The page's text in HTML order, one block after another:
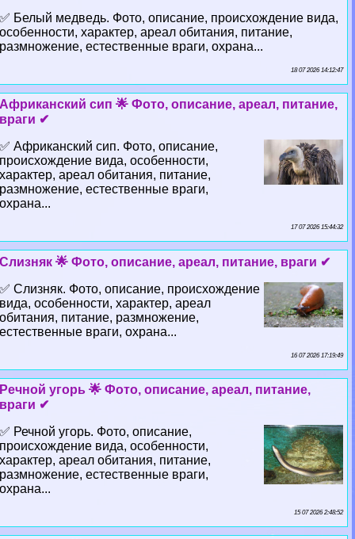
✅ Белый медведь. Фото, описание, происхождение вида,
особенности, хаpaктер, ареал обитания, питание,
размножение, естественные враги, охрана...
18 07 2026 14:12:47
Африканский сип 🌟 Фото, описание, ареал, питание,
враги ✔
✅ Африканский сип. Фото, описание,
происхождение вида, особенности,
хаpaктер, ареал обитания, питание,
размножение, естественные враги,
охрана...
17 07 2026 15:44:32
Слизняк 🌟 Фото, описание, ареал, питание, враги ✔
✅ Слизняк. Фото, описание, происхождение
вида, особенности, хаpaктер, ареал
обитания, питание, размножение,
естественные враги, охрана...
16 07 2026 17:19:49
Речной угорь 🌟 Фото, описание, ареал, питание,
враги ✔
✅ Речной угорь. Фото, описание,
происхождение вида, особенности,
хаpaктер, ареал обитания, питание,
размножение, естественные враги,
охрана...
15 07 2026 2:48:52